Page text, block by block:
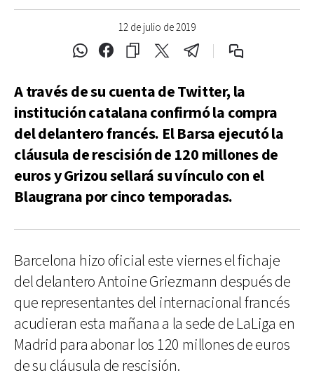
12 de julio de 2019
A través de su cuenta de Twitter, la
institución catalana confirmó la compra
del delantero francés. El Barsa ejecutó la
cláusula de rescisión de 120 millones de
euros y Grizou sellará su vínculo con el
Blaugrana por cinco temporadas.
Barcelona hizo oficial este viernes el fichaje
del delantero Antoine Griezmann después de
que representantes del internacional francés
acudieran esta mañana a la sede de LaLiga en
Madrid para abonar los 120 millones de euros
de su cláusula de rescisión.